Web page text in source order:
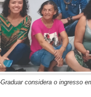
considera o ingresso